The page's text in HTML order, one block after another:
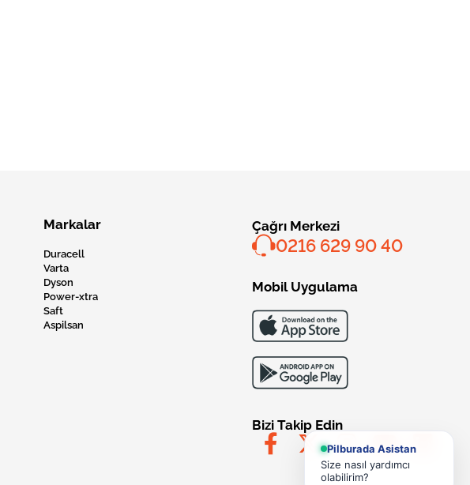
Markalar
Duracell
Varta
Dyson
Power-xtra
Saft
Aspilsan
Çağrı Merkezi
0216 629 90 40
Mobil Uygulama
Bizi Takip Edin
Pilburada Asistan
Size nasıl yardımcı
olabilirim?